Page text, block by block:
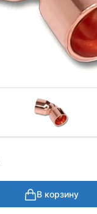
В корзину
Отправить